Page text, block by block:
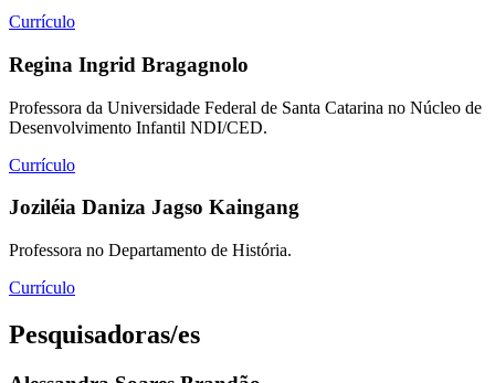
Currículo
Regina Ingrid Bragagnolo
Professora da Universidade Federal de Santa Catarina no Núcleo de
Desenvolvimento Infantil NDI/CED.
Currículo
Joziléia Daniza Jagso Kaingang
Professora no Departamento de História.
Currículo
Pesquisadoras/es